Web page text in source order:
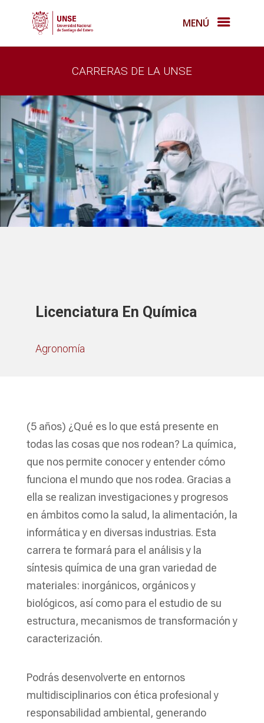
MENÚ
CARRERAS DE LA UNSE
Licenciatura En Química
Agronomía
(5 años) ¿Qué es lo que está presente en
todas las cosas que nos rodean? La química,
que nos permite conocer y entender cómo
funciona el mundo que nos rodea. Gracias a
ella se realizan investigaciones y progresos
en ámbitos como la salud, la alimentación, la
informática y en diversas industrias. Esta
carrera te formará para el análisis y la
síntesis química de una gran variedad de
materiales: inorgánicos, orgánicos y
biológicos, así como para el estudio de su
estructura, mecanismos de transformación y
caracterización.
Podrás desenvolverte en entornos
multidisciplinarios con ética profesional y
responsabilidad ambiental, generando